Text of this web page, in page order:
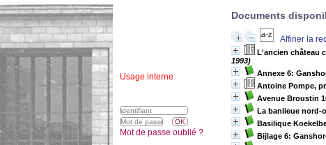
Documents
Affiner la
L'ancien château
1993)
Annexe 6:
Antoine Pompe,
Avenue Broustin
La banlieue nord-
Basilique
Bijlage 6:
Usage interne
Mot de passe oublié ?